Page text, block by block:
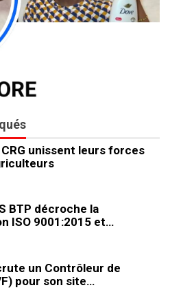
unissent leurs forces
BTP décroche la
ISO 9001:2015 et…
un Contrôleur de
pour son site…